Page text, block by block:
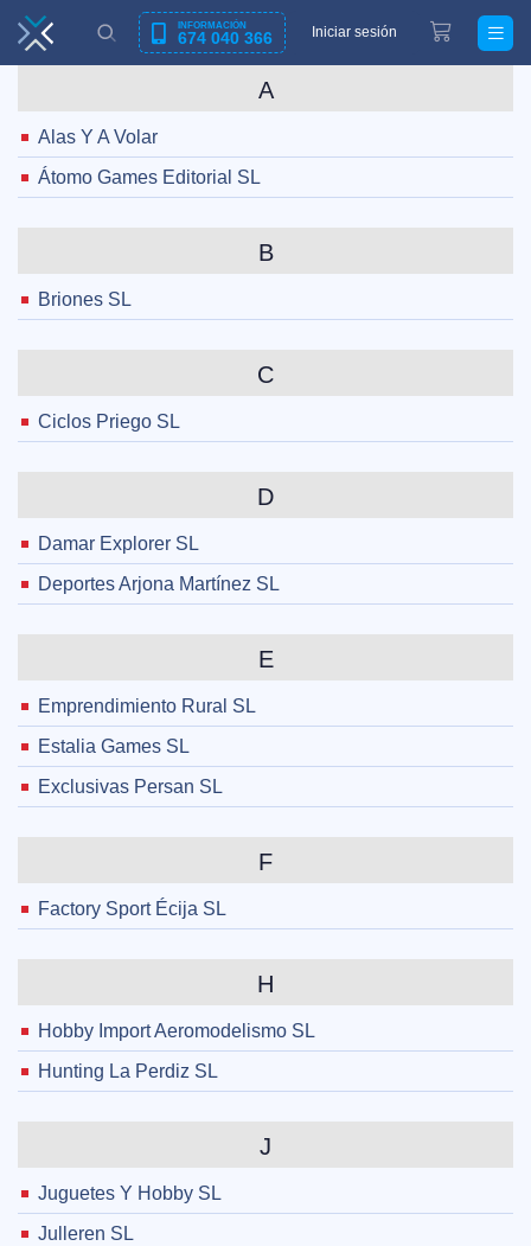
INFORMACIÓN
674 040 366 Iniciar sesión
A
Alas Y A Volar
Átomo Games Editorial SL
B
Briones SL
C
Ciclos Priego SL
D
Damar Explorer SL
Deportes Arjona Martínez SL
E
Emprendimiento Rural SL
Estalia Games SL
Exclusivas Persan SL
F
Factory Sport Écija SL
H
Hobby Import Aeromodelismo SL
Hunting La Perdiz SL
J
Juguetes Y Hobby SL
Julleren SL